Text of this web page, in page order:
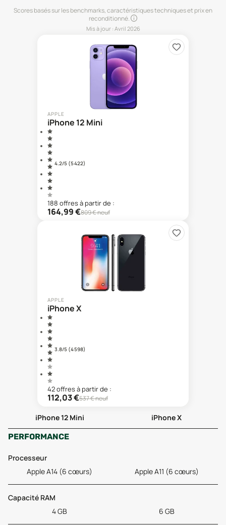
Scores basés sur les benchmarks, caractéristiques techniques et prix en
reconditionné.
Mis à jour : Avril 2026
APPLE
iPhone 12 Mini
4.2/5 (5 422)
188 offresà partir de :
164,99€809€ neuf
APPLE
iPhone X
3.8/5 (4 598)
42offresà partir de :
112,03€537€ neuf
iPhone 12 Mini
iPhone X
PERFORMANCE
Processeur
Apple A14 (6 cœurs)
Apple A11 (6 cœurs)
Capacité RAM
4 GB
6 GB